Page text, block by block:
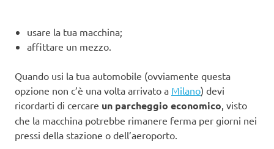
usare la tua macchina;
affittare un mezzo.
Quando usi la tua automobile (ovviamente questa
opzione non c’è una volta arrivato a Milano) devi
ricordarti di cercare un parcheggio economico, visto
che la macchina potrebbe rimanere ferma per giorni nei
pressi della stazione o dell’aeroporto.